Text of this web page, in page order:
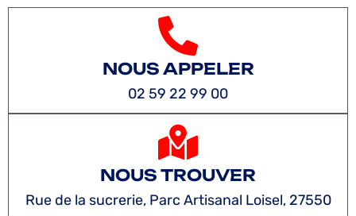
NOUS APPELER
02 59 22 99 00
NOUS TROUVER
Rue de la sucrerie, Parc Artisanal Loisel, 27550